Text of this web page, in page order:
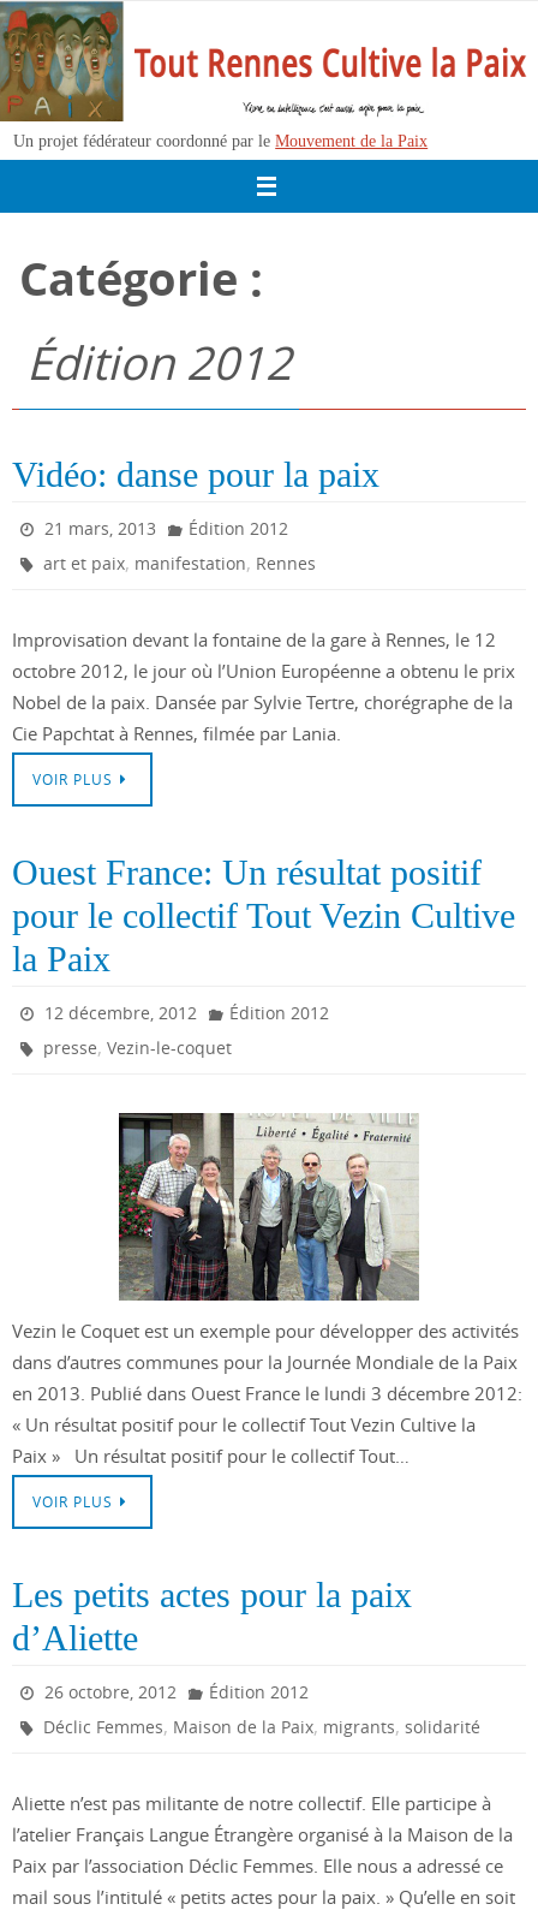
Passer
vers
le
contenu
Un projet fédérateur coordonné par leMouvement de la Paix
Catégorie :
Édition 2012
Vidéo: danse pour la paix
21 mars, 2013
Édition 2012
art et paix, manifestation, Rennes
Improvisation devant la fontaine de la gare à Rennes, le 12
octobre 2012, le jour où l’Union Européenne a obtenu le prix
Nobel de la paix. Dansée par Sylvie Tertre, chorégraphe de la
Cie Papchtat à Rennes, filmée par Lania.
VOIR PLUS
Ouest France: Un résultat positif
pour le collectif Tout Vezin Cultive
la Paix
12 décembre, 2012
Édition 2012
presse,Vezin-le-coquet
Vezin le Coquet est un exemple pour développer des activités
dans d’autres communes pour la Journée Mondiale de la Paix
en 2013. Publié dans Ouest France le lundi 3 décembre 2012:
« Un résultat positif pour le collectif Tout Vezin Cultive la
Paix » Un résultat positif pour le collectif Tout…
VOIR PLUS
Les petits actes pour la paix
d’Aliette
26 octobre, 2012
Édition 2012
Déclic Femmes, Maison de la Paix, migrants,solidarité
Aliette n’est pas militante de notre collectif. Elle participe à
l’atelier Français Langue Étrangère organisé à la Maison de la
Paix par l’association Déclic Femmes. Elle nous a adressé ce
mail sous l’intitulé « petits actes pour la paix. » Qu’elle en soit